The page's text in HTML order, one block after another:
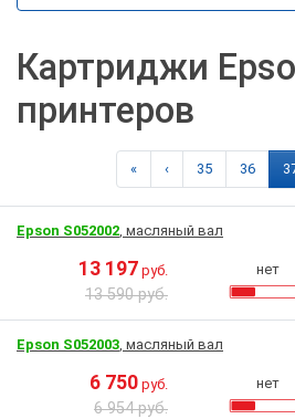
Картриджи
принтеров
« ‹ 35 36
Epson S052002, масляный вал
13 197 руб.
13 590 руб.
нет
Epson S052003, масляный вал
6 750 руб.
6 954 руб.
нет